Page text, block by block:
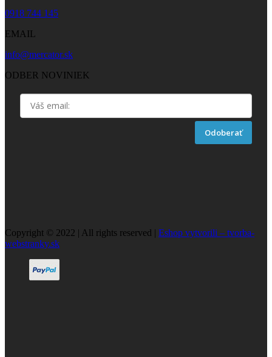
0918 744 145
EMAIL
info@mercator.sk
ODBER NOVINIEK
Odoberať
Copyright © 2022 | All rights reserved | Eshop vytvorili – tvorba-
webstranky.sk